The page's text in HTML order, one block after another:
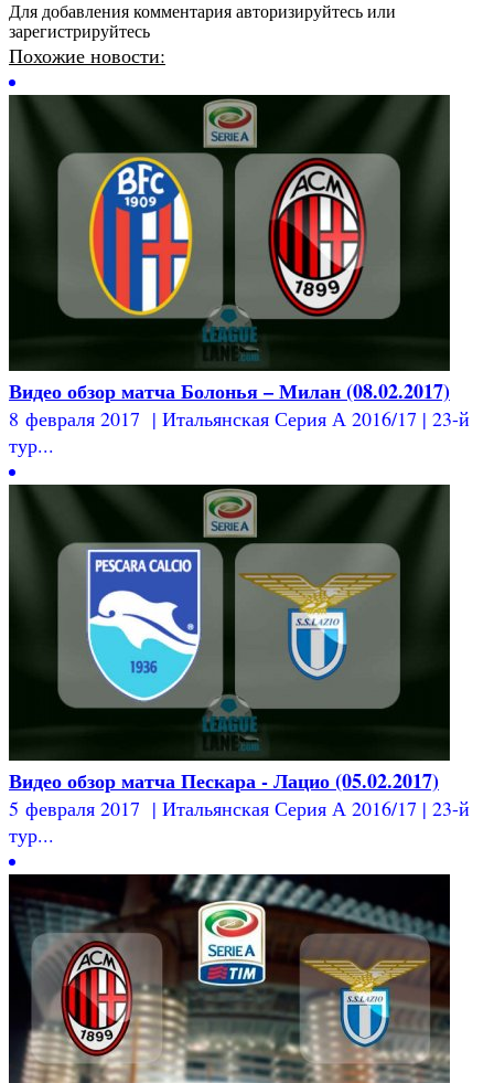
Для добавления комментария авторизируйтесь или
зарегистрируйтесь
Похожие новости:
Видео обзор матча Болонья – Милан (08.02.2017)
8 февраля 2017 | Итальянская Серия А 2016/17 | 23-й
тур...
Видео обзор матча Пескара - Лацио (05.02.2017)
5 февраля 2017 | Итальянская Серия А 2016/17 | 23-й
тур...